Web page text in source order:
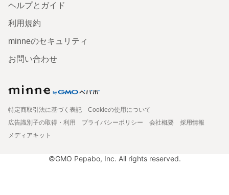
ヘルプとガイド
利用規約
minneのセキュリティ
お問い合わせ
特定商取引法に基づく表記
Cookieの使用について
広告識別子の取得・利用
プライバシーポリシー 会社概要
採用情報
メディアキット
©GMO Pepabo, Inc. All rights reserved.